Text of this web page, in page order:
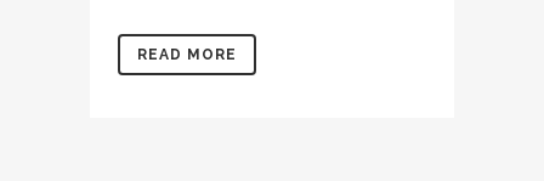
READ MORE